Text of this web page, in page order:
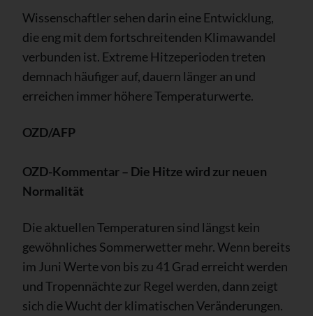
Wissenschaftler sehen darin eine Entwicklung,
die eng mit dem fortschreitenden Klimawandel
verbunden ist. Extreme Hitzeperioden treten
demnach häufiger auf, dauern länger an und
erreichen immer höhere Temperaturwerte.
OZD/AFP
OZD-Kommentar – Die Hitze wird zur neuen
Normalität
Die aktuellen Temperaturen sind längst kein
gewöhnliches Sommerwetter mehr. Wenn bereits
im Juni Werte von bis zu 41 Grad erreicht werden
und Tropennächte zur Regel werden, dann zeigt
sich die Wucht der klimatischen Veränderungen.